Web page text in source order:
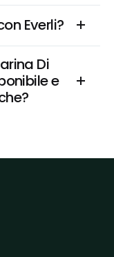
Everli?
Di
e